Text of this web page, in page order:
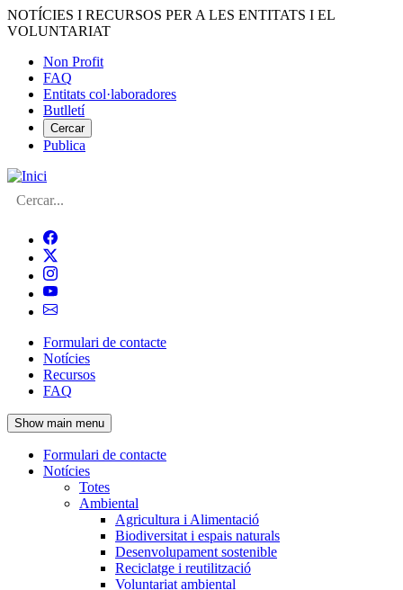
Vés
al
NOTÍCIES I RECURSOS PER A LES ENTITATS I EL
VOLUNTARIAT
Menú
del
compte
d'usuari
Non Profit
FAQ
Entitats col·laboradores
Butlletí
Cercar
Publica
Cerca
Navegació
principal
de
l'encapçalament
Formulari de contacte
Notícies
Recursos
FAQ
Show main menu
Navegació
principal
Formulari de contacte
Notícies
Totes
Ambiental
Agricultura i Alimentació
Biodiversitat i espais naturals
Desenvolupament sostenible
Reciclatge i reutilització
Voluntariat ambiental